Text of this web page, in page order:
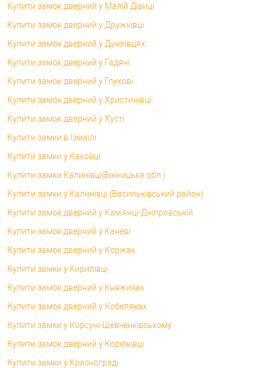
Купити замок дверний у Малій Дівиці
Купити замок дверний у Дружківці
Купити замок дверний у Дунаївцях
Купити замок дверний у Гадячі
Купити замок дверний у Глухові
Купити замок дверний у Христинівці
Купити замок дверний у Хусті
Купити замки в Ізмаїлі
Купити замки у Каховці
Купити замки Калинівці(Вінницька обл.)
Купити замки у Калинівці (Васильківський район)
Купити замок дверний у Кам'янці-Дніпровській
Купити замок дверний у Каневі
Купити замок дверний у Коржах
Купити замки у Кирилівці
Купити замок дверний у Княжичах
Купити замок дверний у Кобеляках
Купити замки у Корсунi-Шевченківському
Купити замок дверний у Корюківці
Купити замки у Краснограді